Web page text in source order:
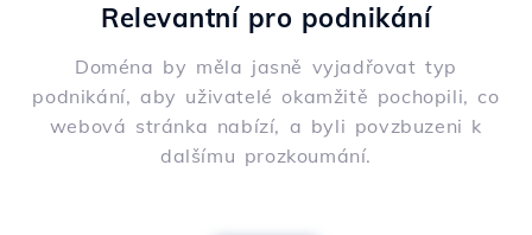
Relevantní pro podnikání
Doména by měla jasně vyjadřovat typ
podnikání, aby uživatelé okamžitě pochopili, co
webová stránka nabízí, a byli povzbuzeni k
dalšímu prozkoumání.